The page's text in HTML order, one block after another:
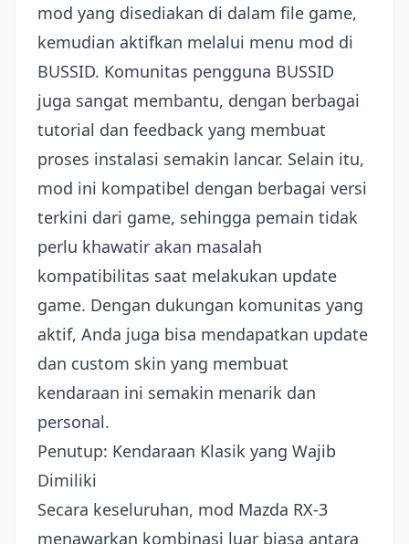
mod yang disediakan di dalam file game,
kemudian aktifkan melalui menu mod di
BUSSID. Komunitas pengguna BUSSID
juga sangat membantu, dengan berbagai
tutorial dan feedback yang membuat
proses instalasi semakin lancar. Selain itu,
mod ini kompatibel dengan berbagai versi
terkini dari game, sehingga pemain tidak
perlu khawatir akan masalah
kompatibilitas saat melakukan update
game. Dengan dukungan komunitas yang
aktif, Anda juga bisa mendapatkan update
dan custom skin yang membuat
kendaraan ini semakin menarik dan
personal.
Penutup: Kendaraan Klasik yang Wajib
Dimiliki
Secara keseluruhan, mod Mazda RX-3
menawarkan kombinasi luar biasa antara